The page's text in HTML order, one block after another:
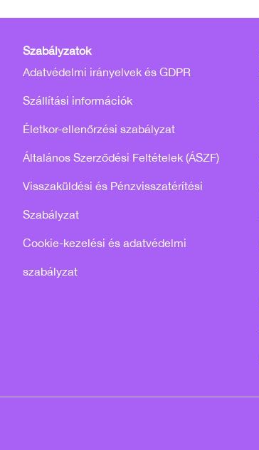
Szabályzatok
Adatvédelmi irányelvek és GDPR
Szállítási információk
Életkor-ellenőrzési szabályzat
Általános Szerződési Feltételek (ÁSZF)
Visszaküldési és Pénzvisszatérítési
Szabályzat
Cookie-kezelési és adatvédelmi
szabályzat